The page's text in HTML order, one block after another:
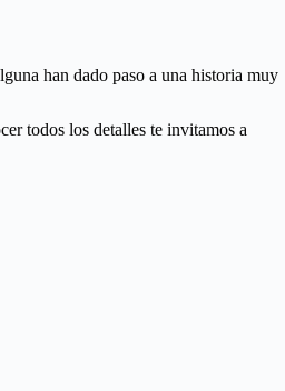
han dado paso a una historia muy
todos los detalles te invitamos a